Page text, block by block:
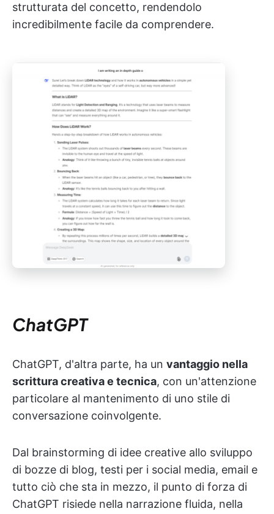
strutturata del concetto, rendendolo
incredibilmente facile da comprendere.
ChatGPT
ChatGPT, d'altra parte, ha un vantaggio nella
scrittura creativa e tecnica, con un'attenzione
particolare al mantenimento di uno stile di
conversazione coinvolgente.
Dal brainstorming di idee creative allo sviluppo
di bozze di blog, testi per i social media, email e
tutto ciò che sta in mezzo, il punto di forza di
ChatGPT risiede nella narrazione fluida, nella